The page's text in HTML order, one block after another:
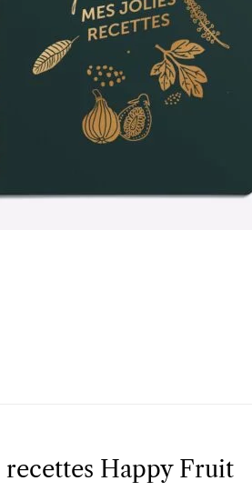
recettes Happy Fruit